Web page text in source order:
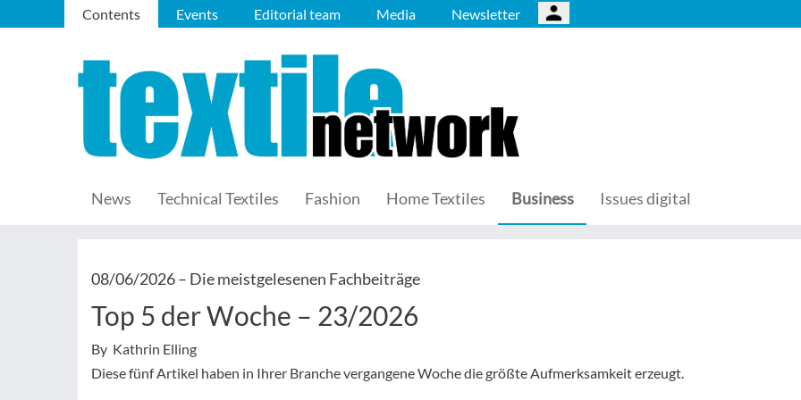
Contents Events Editorial team Media Newsletter
News Technical Textiles Fashion Home Textiles Business Issues digital
08/06/2026 – Die meistgelesenen Fachbeiträge
Top 5 der Woche – 23/2026
By Kathrin Elling
Diese fünf Artikel haben in Ihrer Branche vergangene Woche die größte Aufmerksamkeit erzeugt.